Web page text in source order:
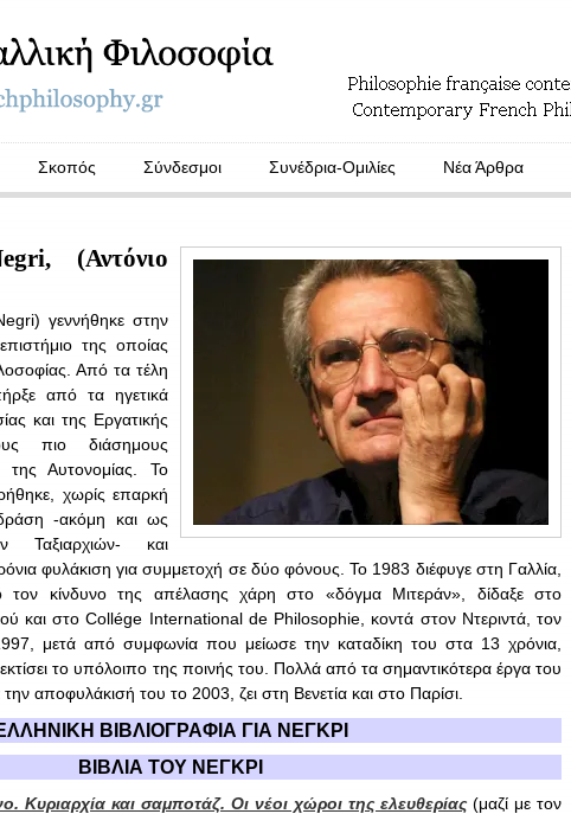
Σκοπός Σύνδεσμοι Συνέδρια-Ομιλίες Νέα Άρθρα
(Αντόνιο
γεννήθηκε στην
της οποίας
Από τα τέλη
από τα ηγετικά
και της Εργατικής
πιο διάσημους
της Αυτονομίας. Το
χωρίς επαρκή
δράση -ακόμη και ως
Ταξιαρχιών- και
φυλάκιση για συμμετοχή σε δύο φόνους. Το 1983 διέφυγε στη Γαλλία,
κίνδυνο της απέλασης χάρη στο «δόγμα Μιτεράν», δίδαξε στο
και στο Collége International de Philosophie, κοντά στον Ντεριντά, τον
μετά από συμφωνία που μείωσε την καταδίκη του στα 13 χρόνια,
το υπόλοιπο της ποινής του. Πολλά από τα σημαντικότερα έργα του
αποφυλάκισή του το 2003, ζει στη Βενετία και στο Παρίσι.
ΒΙΒΛΙΟΓΡΑΦΙΑ ΓΙΑ ΝΕΓΚΡΙ
ΒΙΒΛΙΑ ΤΟΥ ΝΕΓΚΡΙ
Κυριαρχία και σαμποτάζ. Οι νέοι χώροι της ελευθερίας (μαζί με τον